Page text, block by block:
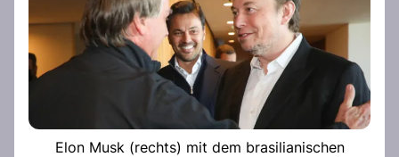
Elon Musk (rechts) mit dem brasilianischen